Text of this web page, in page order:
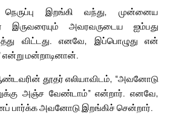
நெருப்பு இறங்கி வந்து, முன்னைய
இருவரையும் அவரவருடைய ஐம்பது
விட்டது. எனவே, இப்பொழுது என்
என்று மன்றாடினான்.
தூதர் எலியாவிடம், “அவனோடு
அஞ்ச வேண்டாம்” என்றார். எனவே,
பார்க்க அவனோடு இறங்கிச் சென்றார்.